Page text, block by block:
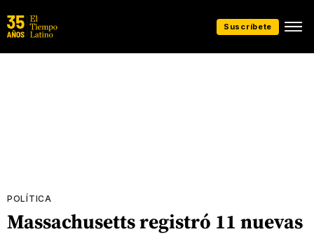
Suscríbete
POLÍTICA
Massachusetts registró 11 nuevas